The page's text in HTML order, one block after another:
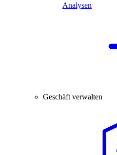
Analysen
Geschäft verwalten